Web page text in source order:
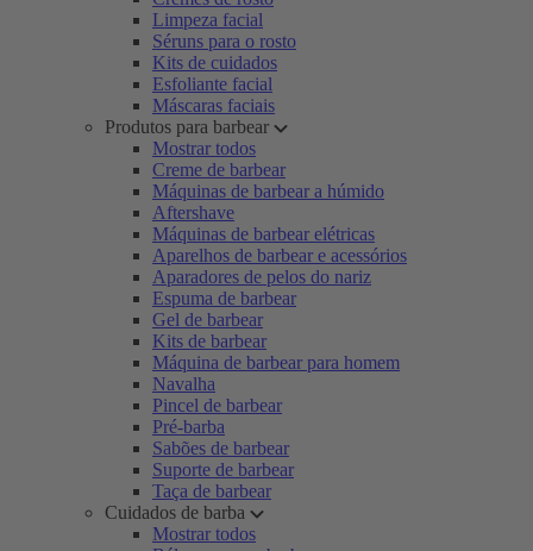
Limpeza facial
Séruns para o rosto
Kits de cuidados
Esfoliante facial
Máscaras faciais
Produtos para barbear
Mostrar todos
Creme de barbear
Máquinas de barbear a húmido
Aftershave
Máquinas de barbear elétricas
Aparelhos de barbear e acessórios
Aparadores de pelos do nariz
Espuma de barbear
Gel de barbear
Kits de barbear
Máquina de barbear para homem
Navalha
Pincel de barbear
Pré-barba
Sabões de barbear
Suporte de barbear
Taça de barbear
Cuidados de barba
Mostrar todos